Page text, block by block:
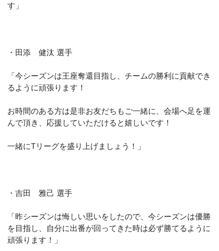
す」
・田添 健汰 選手
「今シーズンは王座奪還目指し、チームの勝利に貢献でき
るように頑張ります！
お時間のある方は是非お友だちもご一緒に、会場へ足を運
んで頂き、応援していただけると嬉しいです！
一緒にTリーグを盛り上げましょう！」
・吉田 雅己 選手
「昨シーズンは悔しい思いをしたので、今シーズンは優勝
を目指し、自分に出番が回ってきた時は必ず勝てるように
頑張ります！」